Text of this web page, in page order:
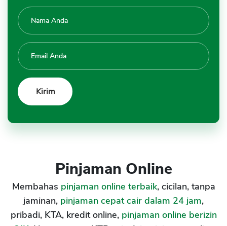
Pinjaman Online
Membahas pinjaman online terbaik, cicilan, tanpa
jaminan, pinjaman cepat cair dalam 24 jam,
pribadi, KTA, kredit online, pinjaman online berizin